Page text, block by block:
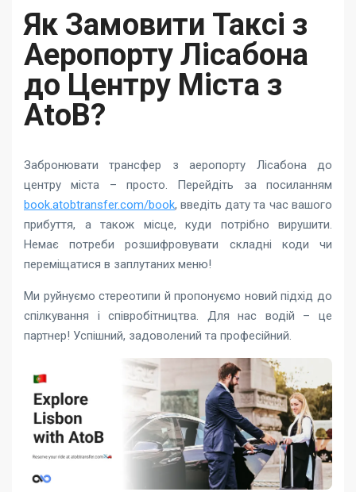
Як Замовити Таксі з
Аеропорту Лісабона
до Центру Міста з
AtoB?
Забронювати трансфер з аеропорту Лісабона до
центру міста – просто. Перейдіть за посиланням
book.atobtransfer.com/book, введіть дату та час вашого
прибуття, а також місце, куди потрібно вирушити.
Немає потреби розшифровувати складні коди чи
переміщатися в заплутаних меню!
Ми руйнуємо стереотипи й пропонуємо новий підхід до
спілкування і співробітництва. Для нас водій – це
партнер! Успішний, задоволений та професійний.